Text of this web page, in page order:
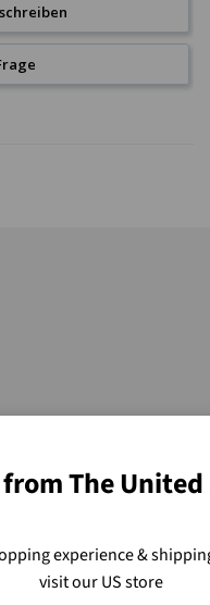
The United
experience &
visit our US store